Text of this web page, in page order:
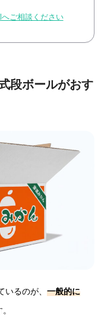
ご相談ください
段ボールがおす
るのが、 一般的に